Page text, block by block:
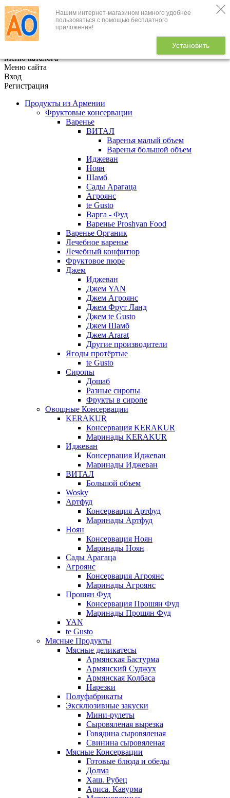
Нашим интернет-магазином намного удобнее
пользоваться с помощью бесплатного
приложения!
Установить
+7 (495) 646-888-1
В корзине
Меню каталога
Меню сайта
Вход
Регистрация
Продукты из Армении
Фруктовые консервации
Варенье
ВИТАЛ
Варенья малый объем
Варенья большой объем
Иджеван
Ноян
Шамб
Сады Арагаца
Агроянс
te Gusto
Варга - Фуд
Варенье Proshyan Food
Варенье Органик
Лечебное варенье
Лечебный конфитюр
Фруктовое пюре
Джем
Иджеван
Джем YAN
Джем Агроянс
Джем Фрут Ланд
Джем te Gusto
Джем Шамб
Джем Ararat
Другие производители
Ягоды протёртые
te Gusto
Сиропы
Дошаб
Разные сиропы
Фрукты в сиропе
Овощные Консервации
KERAKUR
Консервация KERAKUR
Маринады KERAKUR
Иджеван
Консервация Иджеван
Маринады Иджеван
ВИТАЛ
Большой объем
Wosky
Артфуд
Консервация Артфуд
Маринады Артфуд
Ноян
Консервация Ноян
Маринады Ноян
Сады Арагаца
Агроянс
Консервация Агроянс
Маринады Агроянс
Прошян Фуд
Консервация Прошян Фуд
Маринады Прошян Фуд
YAN
te Gusto
Мясные Продукты
Мясные деликатесы
Армянская Бастурма
Армянский Суджух
Армянская Колбаса
Нарезки
Полуфабрикаты
Эксклюзивные закуски
Мини-рулеты
Сыровяленая вырезка
Говядина сыровяленая
Свинина сыровяленая
Мясные Консервации
Готовые блюда и обеды
Долма
Хаш. Рубец
Ариса. Кавурма